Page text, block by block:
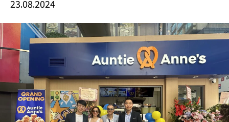
23.08.2024